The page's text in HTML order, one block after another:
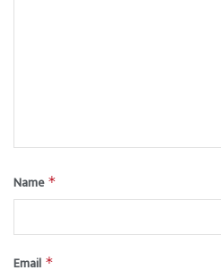
Name *
Email *